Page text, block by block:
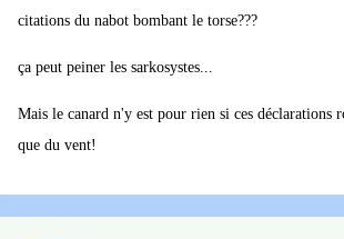
citations du nabot bombant le torse???
ça peut peiner les sarkosystes...
Mais le canard n'y est pour rien si ces déclarations
que du vent!